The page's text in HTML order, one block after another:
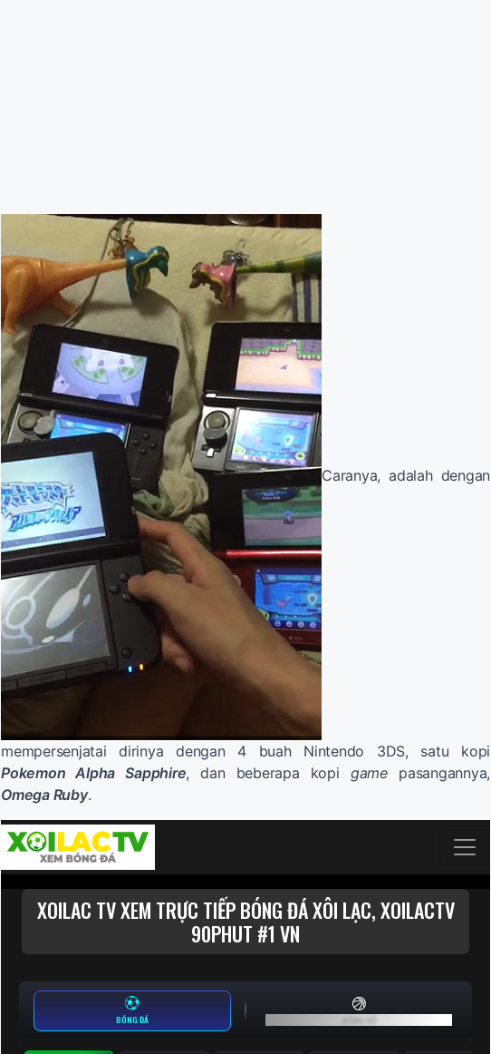
Caranya, adalah dengan
mempersenjatai dirinya dengan 4 buah Nintendo 3DS, satu kopi
Pokemon Alpha Sapphire, dan beberapa kopi gamepasangannya,
Omega Ruby.